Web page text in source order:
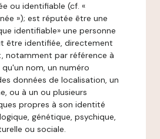
ou identifiable (cf. «
»); est réputée être une
identifiable» une personne
être identifiée, directement
notamment par référence à
nom, un numéro
données de localisation, un
ou à un ou plusieurs
propres à son identité
génétique, psychique,
ou sociale.